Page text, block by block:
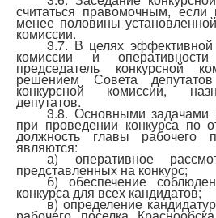
считаться правомочным, если
менее половины
комиссии.
3.7. В целях эффективной
комиссии и
председатель конкурсной
решением Совета
конкурсной комиссии,
депутатов.
3.8. Основными задачами
при проведении конкурса по
должность главы рабочего
являются:
а) оперативное
представленных на конкурс;
б) обеспечение
конкурса для всех кандидатов;
в) определение